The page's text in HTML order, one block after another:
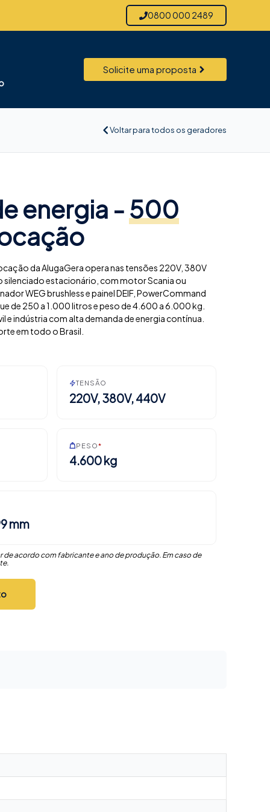
0800 000 2489
Solicite uma proposta
Voltar para todos os geradores
energia -500
da AlugaGera opera nas tensões 220V, 380V
silenciado estacionário, com motor Scania ou
WEG brushless e painel DEIF, PowerCommand
de 250 a 1.000 litros e peso de 4.600 a 6.000 kg.
e indústria com alta demanda de energia contínua.
em todo o Brasil.
TENSÃO
220V, 380V, 440V
PESO*
4.600 kg
mm
acordo com fabricante e ano de produção. Em caso de